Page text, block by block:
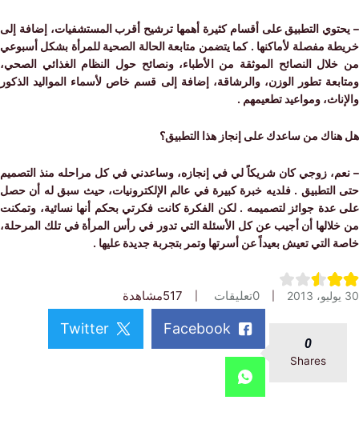
التطبيق على أقسام كثيرة أهمها ترشيح أقرب المستشفيات، إضافة إلى
مفصلة لأماكنها . كما يتضمن متابعة الحالة الصحية للمرأة بشكل أسبوعي
النصائح الموثقة من الأطباء، ونصائح حول النظام الغذائي الصحي،
تطور الوزن، والرشاقة، إضافة إلى قسم خاص لأسماء المواليد الذكور
ومواعيد تطعيمهم .
من ساعدك على إنجاز هذا التطبيق؟
زوجي كان شريكاً لي في إنجازه، وساعدني في كل مراحله منذ التصميم
. فلديه خبرة كبيرة في عالم الإلكترونيات، حيث سبق له أن حصل
جوائز لتصميمه . لكن الفكرة كانت فكرتي بحكم أنها نسائية، وتمكنت
أن أجيب عن كل الأسئلة التي تدور في رأس المرأة في تلك المرحلة،
التي تعيش بعيداً عن أسرتها وتمر بتجربة جديدة عليها .
تعليقات مشاهدة
Shares
Facebook
Twitter